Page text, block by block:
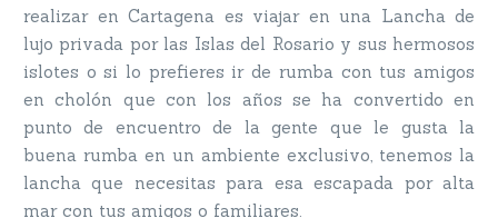
realizar en Cartagena es viajar en una Lancha de
lujo privada por las Islas del Rosario y sus hermosos
islotes o si lo prefieres ir de rumba con tus amigos
en cholón que con los años se ha convertido en
punto de encuentro de la gente que le gusta la
buena rumba en un ambiente exclusivo, tenemos la
lancha que necesitas para esa escapada por alta
mar con tus amigos o familiares.